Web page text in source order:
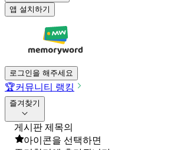
앱 설치하기
로그인을 해주세요
🏆커뮤니티 랭킹
즐겨찾기
게시판 제목의
아이콘을 선택하면